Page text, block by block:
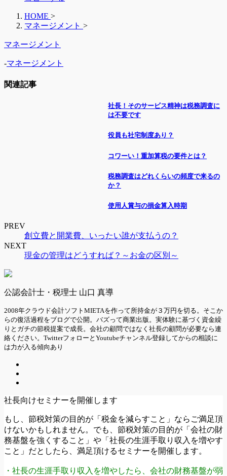
HOME >
マネージメント >
マネージメント
-マネージメント
関連記事
社長！そのサービス精神は税務調査に
は不要です
役員も社宅制度あり？
コワーい！重加算税の要件とは？
税務調査はどれくらいの頻度で来るの
か？
使用人賞与の損金算入時期
PREV
創立費と開業費、いったい誰が支払うの？
NEXT
現金の管理はどうすれば？～お金の区別～
公認会計士・税理士 山口 真導
2008年クラウド会計ソフトMIETAを作って所持金が３万円を切る。そこか
らの復活過程をブログで公開。バズって商業出版。実体験に基づく資金繰
りとガチの節税提案で成長。会社の顧問ではなく社長の顧問が必要なら連
絡ください。TwitterフォローとYoutubeチャンネル登録してからの相談に
は力が入る傾向あり
社長向けセミナーを開催します
もし、節税対策の目的が「税金を減らすこと」ならご満足頂
けないかもしれません。でも、節税対策の目的が「会社の財
務基盤を強くすること」や「社長の生涯手取り収入を増やす
こと」だとしたら、満足頂けるセミナーを開催します。
・社長の生涯手取り収入を増やしたら、会社の財務基盤が弱